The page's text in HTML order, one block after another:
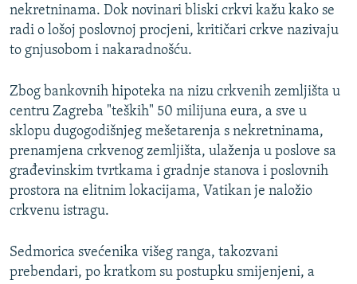
SVE KARTE DEJTONA
NASTANAK I RASPAD JUGOSLAVIJE
nekretninama. Dok novinari bliski crkvi kažu kako se
radi o lošoj poslovnoj procjeni, kritičari crkve nazivaju
to gnjusobom i nakaradnošću.
Zbog bankovnih hipoteka na nizu crkvenih zemljišta u
centru Zagreba "teških" 50 milijuna eura, a sve u
sklopu dugogodišnjeg mešetarenja s nekretninama,
prenamjena crkvenog zemljišta, ulaženja u poslove sa
građevinskim tvrtkama i gradnje stanova i poslovnih
prostora na elitnim lokacijama, Vatikan je naložio
crkvenu istragu.
Sedmorica svećenika višeg ranga, takozvani
prebendari, po kratkom su postupku smijenjeni, a